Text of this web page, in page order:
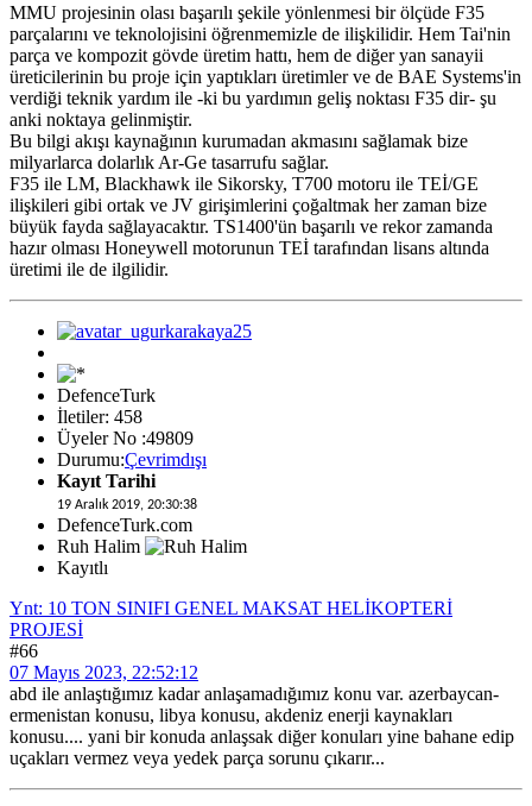
MMU projesinin olası başarılı şekile yönlenmesi bir ölçüde F35
parçalarını ve teknolojisini öğrenmemizle de ilişkilidir. Hem Tai'nin
parça ve kompozit gövde üretim hattı, hem de diğer yan sanayii
üreticilerinin bu proje için yaptıkları üretimler ve de BAE Systems'in
verdiği teknik yardım ile -ki bu yardımın geliş noktası F35 dir- şu
anki noktaya gelinmiştir.
Bu bilgi akışı kaynağının kurumadan akmasını sağlamak bize
milyarlarca dolarlık Ar-Ge tasarrufu sağlar.
F35 ile LM, Blackhawk ile Sikorsky, T700 motoru ile TEİ/GE
ilişkileri gibi ortak ve JV girişimlerini çoğaltmak her zaman bize
büyük fayda sağlayacaktır. TS1400'ün başarılı ve rekor zamanda
hazır olması Honeywell motorunun TEİ tarafından lisans altında
üretimi ile de ilgilidir.
DefenceTurk
İletiler: 458
Üyeler No :49809
Durumu:Çevrimdışı
Kayıt Tarihi
19 Aralık 2019, 20:30:38
DefenceTurk.com
Ruh Halim
Kayıtlı
Ynt: 10 TON SINIFI GENEL MAKSAT HELİKOPTERİ
PROJESİ
#66
07 Mayıs 2023, 22:52:12
abd ile anlaştığımız kadar anlaşamadığımız konu var. azerbaycan-
ermenistan konusu, libya konusu, akdeniz enerji kaynakları
konusu.... yani bir konuda anlaşsak diğer konuları yine bahane edip
uçakları vermez veya yedek parça sorunu çıkarır...